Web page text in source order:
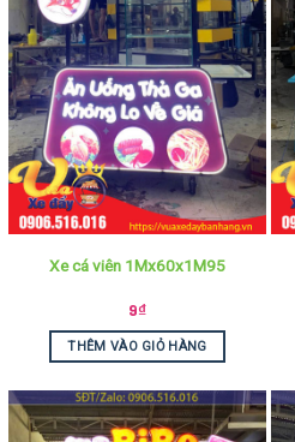
Xe cá viên 1Mx60x1M95
9₫
THÊM VÀO GIỎ HÀNG